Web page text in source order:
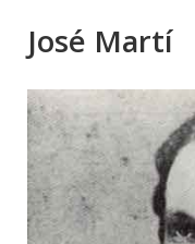
José Martí